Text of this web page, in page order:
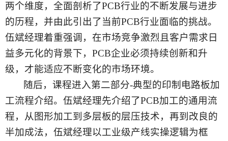
两个维度，全面剖析了PCB行业的不断发展与进步
的历程，并由此引出了当前PCB行业面临的挑战。
伍斌经理着重强调，在市场竞争激烈且客户需求日
益多元化的背景下，PCB企业必须持续创新和升
级，才能适应不断变化的市场环境。
随后，课程进入第二部分-典型的印制电路板加
工流程介绍。伍斌经理先介绍了PCB加工的通用流
程，从图形加工到多层板的层压技术，再到改良的
半加成法，伍斌经理以工业级产线实操逻辑为框